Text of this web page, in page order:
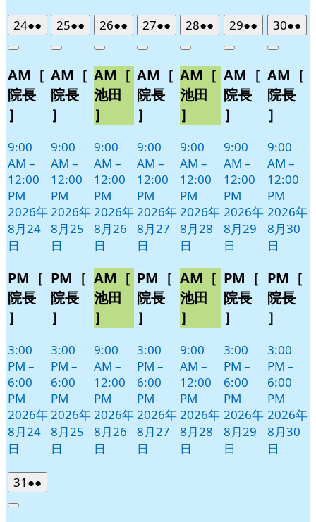
242026
年
月
24
日
●●
件
イ
ベ
ト)
Close
AM［
院長
］
9:00
AM –
12:00
PM
2026年
8月24
日
PM［
院長
］
3:00
PM –
6:00
PM
2026年
8月24
日
252026
年
月
25
日
●●
件
イ
ベ
ト)
Close
AM［
院長
］
9:00
AM –
12:00
PM
2026年
8月25
日
PM［
院長
］
3:00
PM –
6:00
PM
2026年
8月25
日
262026
年
月
26
日
●●
件
イ
ベ
ト)
Close
AM［
池田
］
9:00
AM –
12:00
PM
2026年
8月26
日
AM［
池田
］
9:00
AM –
12:00
PM
2026年
8月26
日
272026
年
月
27
日
●●
件
イ
ベ
ト)
Close
AM［
院長
］
9:00
AM –
12:00
PM
2026年
8月27
日
PM［
院長
］
3:00
PM –
6:00
PM
2026年
8月27
日
282026
年
月
28
日
●●
件
イ
ベ
ト)
Close
AM［
池田
］
9:00
AM –
12:00
PM
2026年
8月28
日
AM［
池田
］
9:00
AM –
12:00
PM
2026年
8月28
日
292026
年
月
29
日
●●
件
イ
ベ
ト)
Close
AM［
院長
］
9:00
AM –
12:00
PM
2026年
8月29
日
PM［
院長
］
3:00
PM –
6:00
PM
2026年
8月29
日
302026
年
月
30
日
●●
件
イ
Close
AM［
院長
］
9:00
AM –
12:00
PM
2026年
8月30
日
PM［
院長
］
3:00
PM –
6:00
PM
2026年
8月30
日
31 2026
年
●●
件
Close